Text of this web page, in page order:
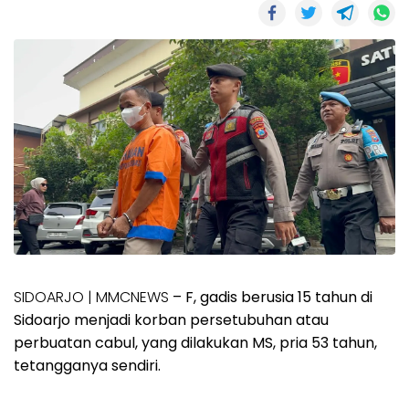
SIDOARJO | MMCNEWS – F, gadis berusia 15 tahun di
Sidoarjo menjadi korban persetubuhan atau
perbuatan cabul, yang dilakukan MS, pria 53 tahun,
tetangganya sendiri.